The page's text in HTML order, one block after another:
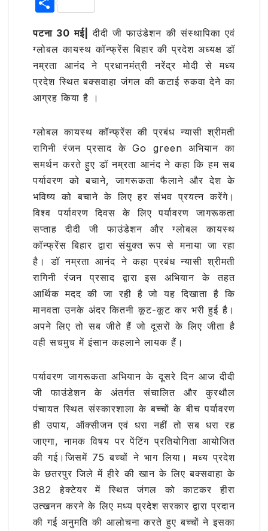
e
b
o
o
k
te
r
A
p
p
ra
m
ar
e
पटना 30 मई| दीदी जी फाउंडेशन की संस्थापिका एवं
ग्लोबल कायस्थ कॉन्फ्रेंस बिहार की प्रदेश अध्यक्ष डॉ
नम्रता आनंद ने प्रधानमंत्री नरेंद्र मोदी से मध्य
प्रदेश स्थित बक्सवाहा जंगल की कटाई रुकवा देने का
आग्रह किया है ।
ग्लोबल कायस्थ कॉन्फ्रेंस की प्रबंध न्यासी श्रीमती
रागिनी रंजन प्रसाद के Go green अभियान का
समर्थन करते हुए डॉ नम्रता आनंद ने कहा कि हम सब
पर्यावरण को बचाने, जागरूकता फैलाने और देश के
भविष्य को बचाने के लिए हर संभव प्रयत्न करेंगे।
विश्व पर्यावरण दिवस के लिए पर्यावरण जागरूकता
सप्ताह दीदी जी फाउंडेशन और ग्लोबल कायस्थ
कॉन्फ्रेंस बिहार द्वारा संयुक्त रूप से मनाया जा रहा
है। डॉ नम्रता आनंद ने कहा प्रबंध न्यासी श्रीमती
रागिनी रंजन प्रसाद द्वारा इस अभियान के तहत
आर्थिक मदद की जा रही है जो यह दिखाता है कि
मानवता उनके अंदर कितनी कूट-कूट कर भरी हुई है।
अपने लिए तो सब जीते हैं जो दूसरों के लिए जीता है
वही सचमुच में इंसान कहलाने लायक हैं।
पर्यावरण जागरूकता अभियान के दूसरे दिन आज दीदी
जी फाउंडेशन के अंतर्गत संचालित और कुरथौल
पंचायत स्थित संस्कारशाला के बच्चों के बीच पर्यावरण
ही उपाय, ऑक्सीजन एवं धरा नहीं तो सब धरा रह
जाएगा, नामक विषय पर पेंटिंग प्रतियोगिता आयोजित
की गई।जिसमें 75 बच्चों ने भाग लिया। मध्य प्रदेश
के छतरपुर जिले में हीरे की खान के लिए बक्सवाहा के
382 हेक्टेयर में स्थित जंगल को काटकर हीरा
उत्खनन करने के लिए मध्य प्रदेश सरकार द्वारा प्रदान
की गई अनुमति की आलोचना करते हुए बच्चों ने इसका